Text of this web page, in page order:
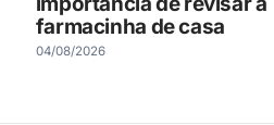
farmacinha de casa
04/08/2026